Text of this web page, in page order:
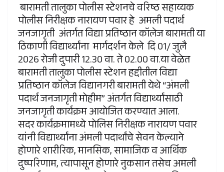
बारामती तालुका पोलीस स्टेशनचे वरिष्ठ सहाय्यक
पोलीस निरीक्षक नारायण पवार हे अमली पदार्थ
जनजागृती अंतर्गत विद्या प्रतिष्ठान कॉलेज बारामती या
ठिकाणी विद्यार्थ्यांना मार्गदर्शन केले दि 01/ जुलै
2026 रोजी दुपारी 12.30 वा. ते 02.00 वा.या वेळेत
बारामती तालुका पोलीस स्टेशन हद्दीतील विद्या
प्रतिष्ठान कॉलेज विद्यानगरी बारामती येथे “अंमली
पदार्थ जनजागृती मोहीम” अंतर्गत विद्यार्थ्यांसाठी
जनजागृती कार्यक्रम आयोजित करण्यात आला.
सदर कार्यक्रमामध्ये पोलिस निरीक्षक नारायण पवार
यांनी विद्यार्थ्यांना अंमली पदार्थांचे सेवन केल्याने
होणारे शारीरिक, मानसिक, सामाजिक व आर्थिक
दुष्परिणाम, त्यापासून होणारे नुकसान तसेच अमली